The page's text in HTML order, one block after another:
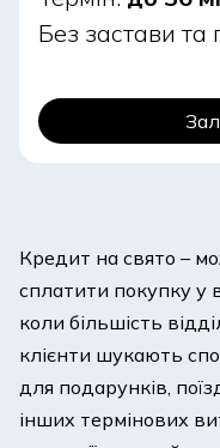
Без застави та
Кредит на свято –
сплатити покупку у
коли більшість
клієнти шукають
для подарунків,
інших термінових